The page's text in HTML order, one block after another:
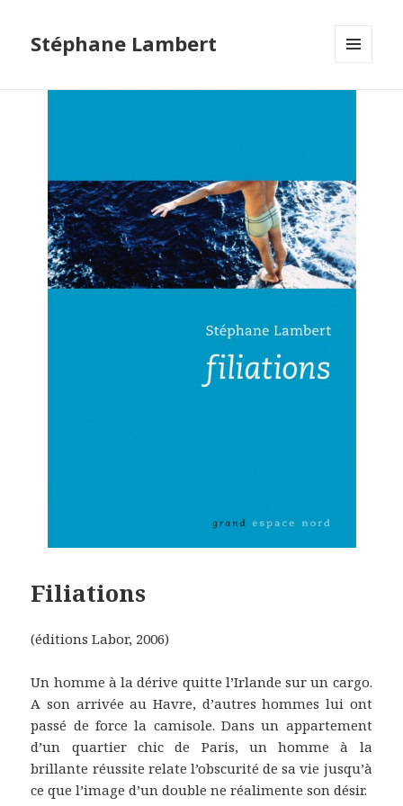
Stéphane Lambert
Filiations
(éditions Labor, 2006)
Un homme à la dérive quitte l’Irlande sur un cargo.
A son arrivée au Havre, d’autres hommes lui ont
passé de force la camisole. Dans un appartement
d’un quartier chic de Paris, un homme à la
brillante réussite relate l’obscurité de sa vie jusqu’à
ce que l’image d’un double ne réalimente son désir.